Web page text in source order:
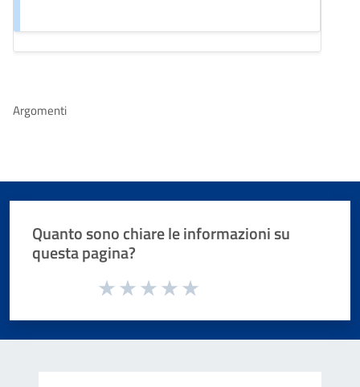
Argomenti
Quanto sono chiare le informazioni su
questa pagina?
Valuta da 1 a 5 stelle la pagina